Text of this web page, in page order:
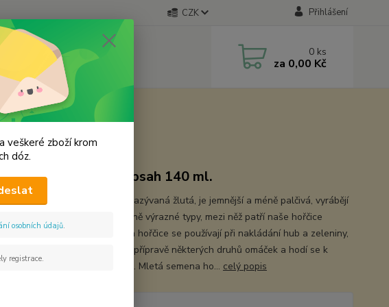
CZK Přihlášení
0 ks
za 0,00 Kč
kvalita
Zkumavka, obsah 140 ml.
Bílá hořčice, také nazývaná žlutá, je jemnější a méně palčivá, vyrábějí
se z ní chuťově méně výrazné typy, mezi něž patří naše hořčice
plnotučná. Semena hořčice se používají při nakládání hub a zeleniny,
marinování ryb a k přípravě některých druhů omáček a hodí se k
vaječným pokrmům. Mletá semena ho... celý popis
veškeré zboží krom
dóz.
osobních údajů.
registrace.